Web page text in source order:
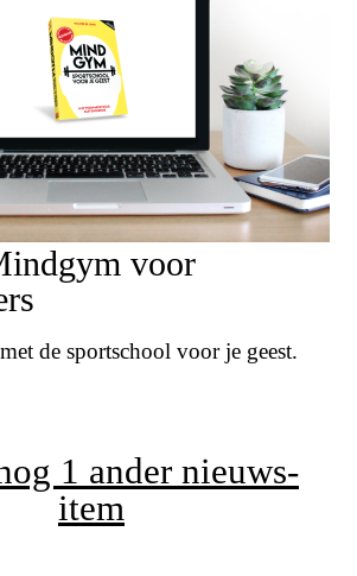
voor
de sportschool voor je geest.
1 ander nieuws-
item